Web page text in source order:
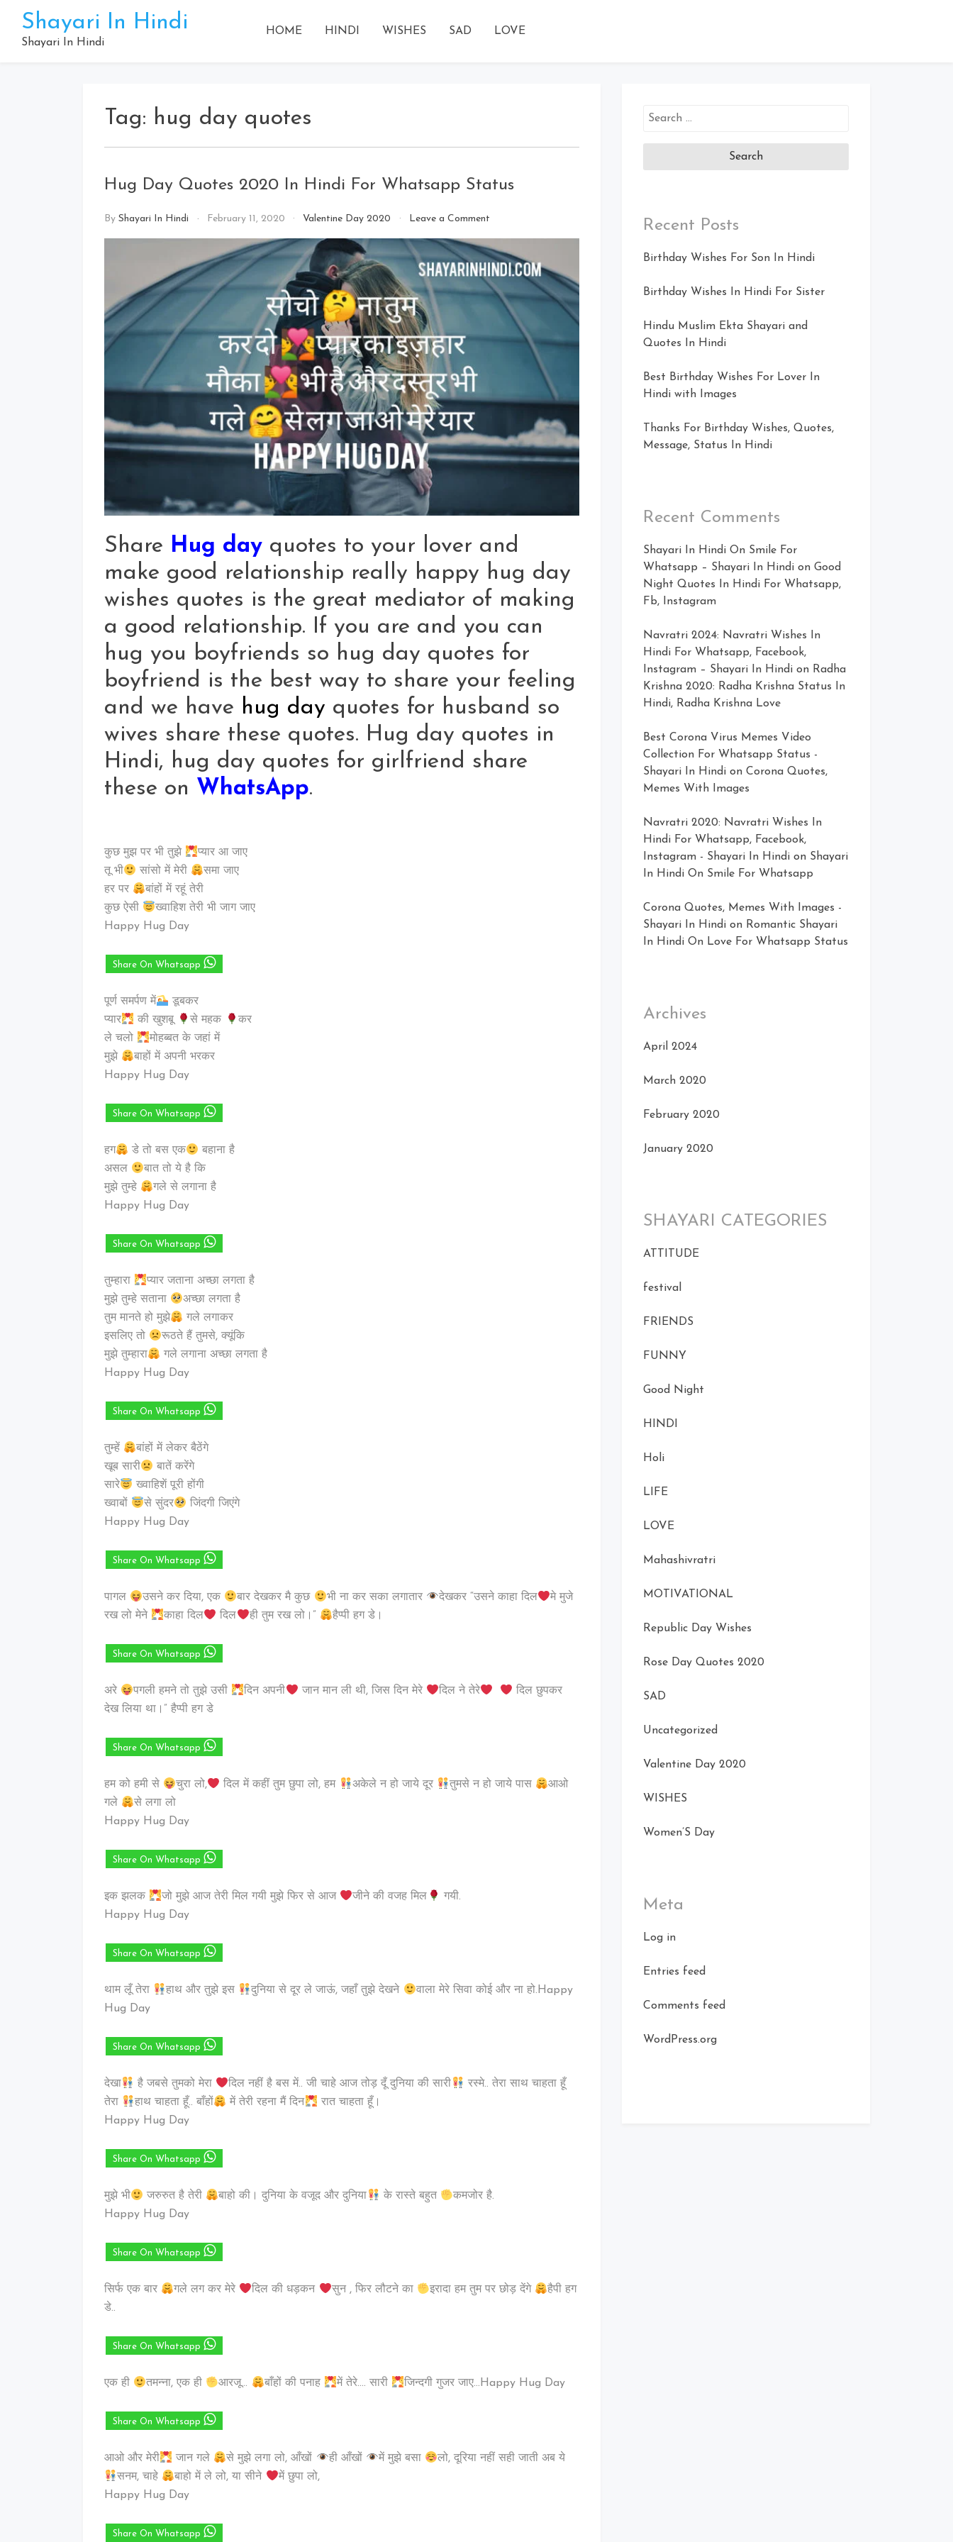
content
Shayari In Hindi
Shayari In Hindi
HOME HINDI WISHES SAD LOVE
Tag: hug day quotes
Hug Day Quotes 2020 In Hindi For Whatsapp Status
By Shayari In Hindi February 11, 2020 Valentine Day 2020 Leave a Commenton
Day
Quotes
2020
In
Hindi
Whatsapp
Share Hug day quotes to your lover and
make good relationship really happy hug day
wishes quotes is the great mediator of making
a good relationship. If you are and you can
hug you boyfriends so hug day quotes for
boyfriend is the best way to share your feeling
and we have hug day quotes for husband so
wives share these quotes. Hug day quotes in
Hindi, hug day quotes for girlfriend share
these on WhatsApp.
कुछ मुझ पर भी तुझे
प्यार आ जाए
तू भी
सांसो में मेरी
समा जाए
हर पर
बांहों में रहूं तेरी
कुछ ऐसी
ख्वाहिश तेरी भी जाग जाए
Happy Hug Day
Share On Whatsapp
पूर्ण समर्पण में
डूबकर
प्यार
की खुशबू से महक
कर
ले चलो
मोहब्बत के जहां में
मुझे
बाहों में अपनी भरकर
Happy Hug Day
Share On Whatsapp
हग डे तो बस एक
बहाना है
असल
बात तो ये है कि
मुझे तुम्हे
गले से लगाना है
Happy Hug Day
Share On Whatsapp
तुम्हारा
प्यार जताना अच्छा लगता है
मुझे तुम्हे सताना
अच्छा लगता है
तुम मानते हो मुझे
गले लगाकर
इसलिए तो
रूठते हैं तुमसे, क्यूंकि
मुझे तुम्हारा
गले लगाना अच्छा लगता है
Happy Hug Day
Share On Whatsapp
तुम्हें
बांहों में लेकर बैठेंगे
खूब सारी
बातें करेंगे
सारे
ख्वाहिशें पूरी होंगी
ख्वाबों
से सुंदर
जिंदगी जिएंगे
Happy Hug Day
Share On Whatsapp
पागल उसने कर दिया, एक बार देखकर मै कुछ भी ना कर सका लगातार देखकर “उसने काहा दिल
मे मुजे
रख लो मेने
काहा दिल दिल ही तुम रख लो।” हैप्पी हग डे।
Share On Whatsapp
अरे पगली हमने तो तुझे उसी दिन अपनी जान मान ली थी, जिस दिन मेरे दिल ने तेरे
दिल छुपकर
देख लिया था।” हैप्पी हग डे
Share On Whatsapp
हम को हमी से चुरा लो, दिल में कहीं तुम छुपा लो, हम अकेले न हो जाये दूर तुमसे न हो जाये पास
आओ
गले
से लगा लो
Happy Hug Day
Share On Whatsapp
इक झलक जो मुझे आज तेरी मिल गयी मुझे फिर से आज जीने की वजह मिल
गयी.
Happy Hug Day
Share On Whatsapp
थाम लूँ तेरा हाथ और तुझे इस दुनिया से दूर ले जाऊं, जहाँ तुझे देखने
वाला मेरे सिवा कोई और ना हो.Happy
Hug Day
Share On Whatsapp
देखा है जबसे तुमको मेरा दिल नहीं है बस में.. जी चाहे आज तोड़ दूँ दुनिया की सारी
रस्मे.. तेरा साथ चाहता हूँ
तेरा
हाथ चाहता हूँ.. बाँहों में तेरी रहना मैं दिन
रात चाहता हूँ।
Happy Hug Day
Share On Whatsapp
मुझे भी जरुरुत है तेरी बाहो की। दुनिया के वजूद और दुनिया के रास्ते बहुत
कमजोर है.
Happy Hug Day
Share On Whatsapp
सिर्फ एक बार गले लग कर मेरे दिल की धड़कन सुन , फिर लौटने का इरादा हम तुम पर छोड़ देंगे
हैपी हग
डे..
Share On Whatsapp
एक ही तमन्ना, एक ही आरजू… बाँहों की पनाह में तेरे…. सारी जिन्दगी गुजर जाए…Happy Hug Day
Share On Whatsapp
आओ और मेरी जान गले से मुझे लगा लो, आँखों ही आँखों में मुझे बसा
लो, दूरिया नहीं सही जाती अब ये
सनम, चाहे
बाहो में ले लो, या सीने
में छुपा लो,
Happy Hug Day
Share On Whatsapp
Search
Recent Posts
Birthday Wishes For Son In Hindi
Birthday Wishes In Hindi For Sister
Hindu Muslim Ekta Shayari and
Quotes In Hindi
Best Birthday Wishes For Lover In
Hindi with Images
Thanks For Birthday Wishes, Quotes,
Message, Status In Hindi
Recent Comments
Shayari In Hindi On Smile For
Whatsapp – Shayari In Hindi on Good
Night Quotes In Hindi For Whatsapp,
Fb, Instagram
Navratri 2024: Navratri Wishes In
Hindi For Whatsapp, Facebook,
Instagram – Shayari In Hindi on Radha
Krishna 2020: Radha Krishna Status In
Hindi, Radha Krishna Love
Best Corona Virus Memes Video
Collection For Whatsapp Status -
Shayari In Hindi on Corona Quotes,
Memes With Images
Navratri 2020: Navratri Wishes In
Hindi For Whatsapp, Facebook,
Instagram - Shayari In Hindi on Shayari
In Hindi On Smile For Whatsapp
Corona Quotes, Memes With Images -
Shayari In Hindi on Romantic Shayari
In Hindi On Love For Whatsapp Status
Archives
April 2024
March 2020
February 2020
January 2020
SHAYARI CATEGORIES
ATTITUDE
festival
FRIENDS
FUNNY
Good Night
HINDI
Holi
LIFE
LOVE
Mahashivratri
MOTIVATIONAL
Republic Day Wishes
Rose Day Quotes 2020
SAD
Uncategorized
Valentine Day 2020
WISHES
Women’S Day
Meta
Log in
Entries feed
Comments feed
WordPress.org